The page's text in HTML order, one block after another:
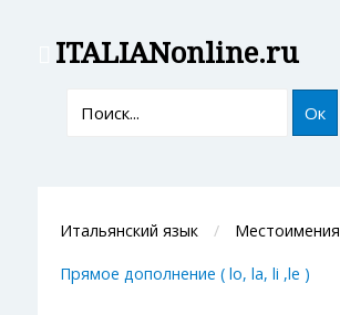
ITALIANonline.ru
Ок
Итальянский язык Местоимения
Прямое дополнение ( lo, la, li ,le )